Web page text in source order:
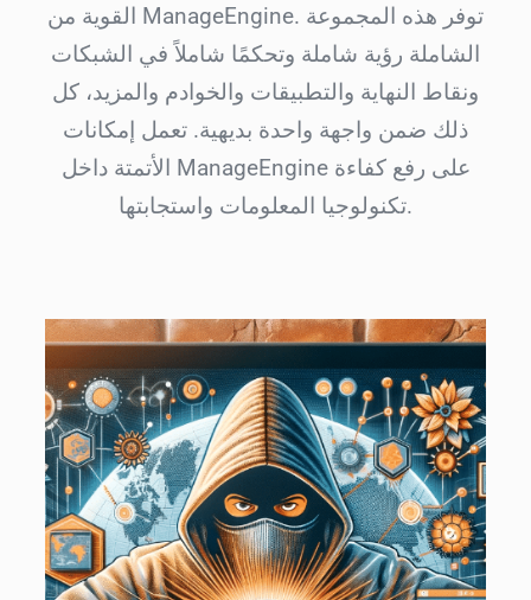
القوية من ManageEngine. توفر هذه المجموعة
الشاملة رؤية شاملة وتحكمًا شاملاً في الشبكات
ونقاط النهاية والتطبيقات والخوادم والمزيد، كل
ذلك ضمن واجهة واحدة بديهية. تعمل إمكانات
الأتمتة داخل ManageEngine على رفع كفاءة
تكنولوجيا المعلومات واستجابتها.